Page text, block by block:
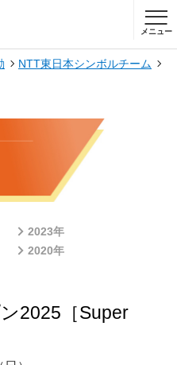
メニュー
NTT東日本シンボルチーム
2023年
2020年
2025［Super